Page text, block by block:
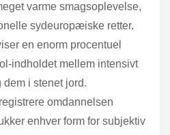
varme smagsoplevelse,
sydeuropæiske retter.
en enorm procentuel
indholdet mellem intensivt
i stenet jord.
omdannelsen
enhver form for subjektiv